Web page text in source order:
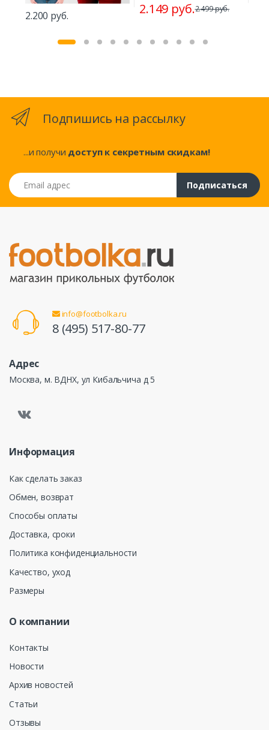
2.200 руб. 2.149 руб.2.499 руб.
Подпишись на рассылку
...и получи доступ к секретным скидкам!
Email адрес
Подписаться
info@footbolka.ru
8 (495) 517-80-77
Адрес
Москва, м. ВДНХ, ул Кибальчича д 5
Информация
Как сделать заказ
Обмен, возврат
Способы оплаты
Доставка, сроки
Политика конфиденциальности
Качество, уход
Размеры
О компании
Контакты
Новости
Архив новостей
Статьи
Отзывы